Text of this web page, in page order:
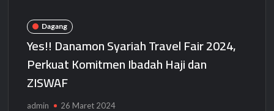
Dagang
Yes!! Danamon Syariah Travel Fair 2024,
Perkuat Komitmen Ibadah Haji dan
ZISWAF
admin 26 Maret 2024